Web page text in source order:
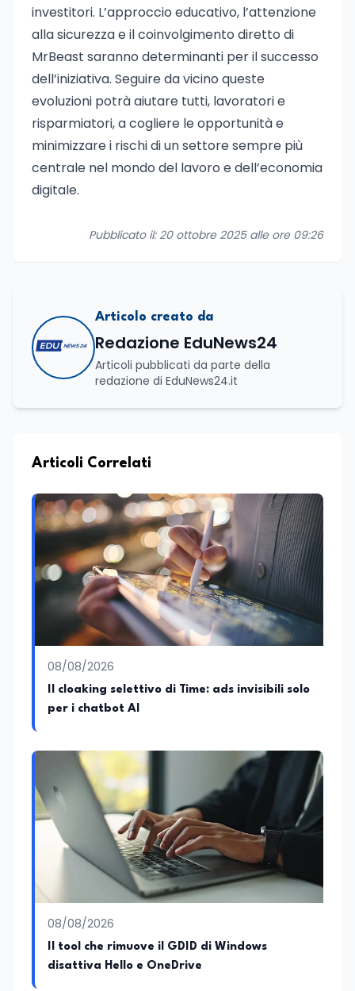
investitori. L’approccio educativo, l’attenzione
alla sicurezza e il coinvolgimento diretto di
MrBeast saranno determinanti per il successo
dell’iniziativa. Seguire da vicino queste
evoluzioni potrà aiutare tutti, lavoratori e
risparmiatori, a cogliere le opportunità e
minimizzare i rischi di un settore sempre più
centrale nel mondo del lavoro e dell’economia
digitale.
Pubblicato il: 20 ottobre 2025 alle ore 09:26
Articolo creato da
Redazione EduNews24
Articoli pubblicati da parte della
redazione di EduNews24.it
Articoli Correlati
08/08/2026
Il cloaking selettivo di Time: ads invisibili solo
per i chatbot AI
08/08/2026
Il tool che rimuove il GDID di Windows
disattiva Hello e OneDrive